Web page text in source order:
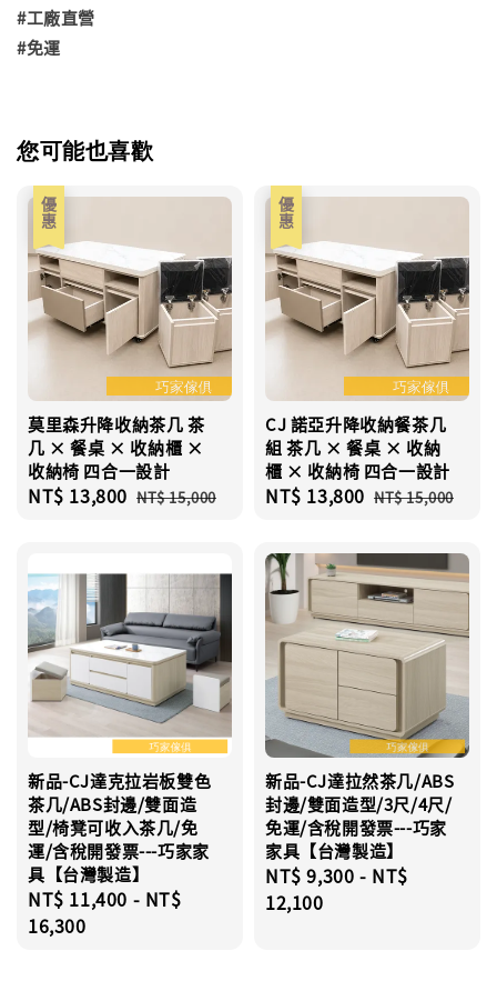
#工廠直營
#免運
您可能也喜歡
優惠
莫里森升降收納茶几 茶
几 × 餐桌 × 收納櫃 ×
收納椅 四合一設計
Sale
NT$ 13,800 Regular
NT$ 15,000
優惠
CJ 諾亞升降收納餐茶几
組 茶几 × 餐桌 × 收納
櫃 × 收納椅 四合一設計
Sale
NT$ 13,800 Regular
NT$ 15,000
新品-CJ達克拉岩板雙色
茶几/ABS封邊/雙面造
型/椅凳可收入茶几/免
運/含稅開發票---巧家家
具【台灣製造】
Regular
price
NT$ 11,400 - NT$
16,300
新品-CJ達拉然茶几/ABS
封邊/雙面造型/3尺/4尺/
免運/含稅開發票---巧家
家具【台灣製造】
Regular
price
NT$ 9,300 - NT$
12,100